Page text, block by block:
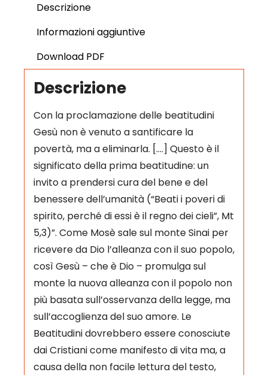
Descrizione
Informazioni aggiuntive
Download PDF
Descrizione
Con la proclamazione delle beatitudini
Gesù non è venuto a santificare la
povertà, ma a eliminarla. [….] Questo è il
significato della prima beatitudine: un
invito a prendersi cura del bene e del
benessere dell’umanità (“Beati i poveri di
spirito, perché di essi è il regno dei cieli”, Mt
5,3)”. Come Mosè sale sul monte Sinai per
ricevere da Dio l’alleanza con il suo popolo,
così Gesù – che è Dio – promulga sul
monte la nuova alleanza con il popolo non
più basata sull’osservanza della legge, ma
sull’accoglienza del suo amore. Le
Beatitudini dovrebbero essere conosciute
dai Cristiani come manifesto di vita ma, a
causa della non facile lettura del testo,